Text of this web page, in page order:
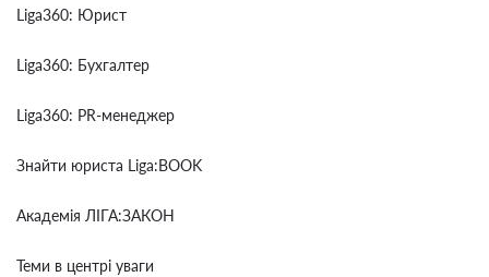
Liga360: Юрист
Liga360: Бухгалтер
Liga360: PR-менеджер
Знайти юриста Liga:BOOK
Академія ЛІГА:ЗАКОН
Теми в центрі уваги